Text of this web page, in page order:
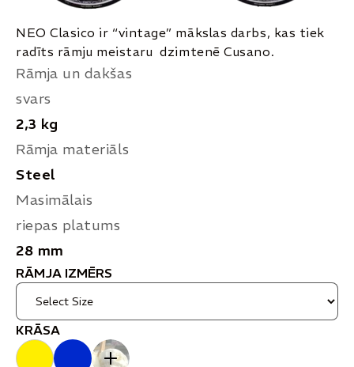
NEO Clasico ir “vintage” mākslas darbs, kas tiek
radīts rāmju meistaru dzimtenē Cusano.
Rāmja un dakšas
svars
2,3 kg
Rāmja materiāls
Steel
Masimālais
riepas platums
28 mm
RĀMJA IZMĒRS
KRĀSA